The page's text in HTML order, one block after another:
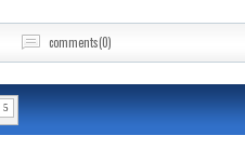
comments(0)
5